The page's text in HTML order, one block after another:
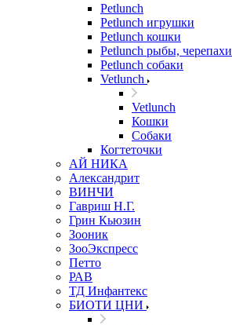
Petlunch
Petlunch игрушки
Petlunch кошки
Petlunch рыбы, черепахи
Petlunch собаки
Vetlunch
Vetlunch
Кошки
Собаки
Когтеточки
АЙ НИКА
Александрит
ВИНЧИ
Гавриш Н.Г.
Грин Кьюзин
Зооник
ЗооЭкспресс
Петто
РАВ
ТД Инфантекс
БИОТИ ЦНИ